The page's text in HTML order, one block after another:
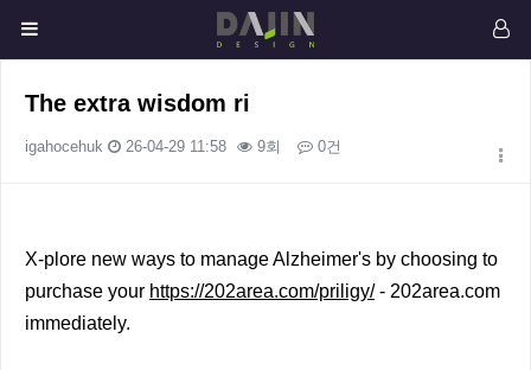
The extra wisdom ri
igahocehuk 26-04-29 11:58 9회 0건
X-plore new ways to manage Alzheimer's by choosing to
purchase your https://202area.com/priligy/- 202area.com
immediately.